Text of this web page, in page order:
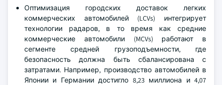
Оптимизация городских доставок легких
коммерческих автомобилей (LCVs) интегрирует
технологии радаров, в то время как средние
коммерческие автомобили (MCVs) работают в
сегменте средней грузоподъемности, где
безопасность должна быть сбалансирована с
затратами. Например, производство автомобилей в
Японии и Германии достигло 8,23 миллиона и 4,07